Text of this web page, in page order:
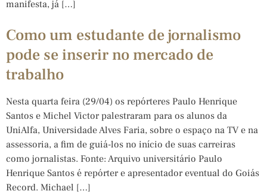
manifesta, já […]
Como um estudante de jornalismo
pode se inserir no mercado de
trabalho
Nesta quarta feira (29/04) os repórteres Paulo Henrique
Santos e Michel Victor palestraram para os alunos da
UniAlfa, Universidade Alves Faria, sobre o espaço na TV e na
assessoria, a fim de guiá-los no início de suas carreiras
como jornalistas. Fonte: Arquivo universitário Paulo
Henrique Santos é repórter e apresentador eventual do Goiás
Record. Michael […]